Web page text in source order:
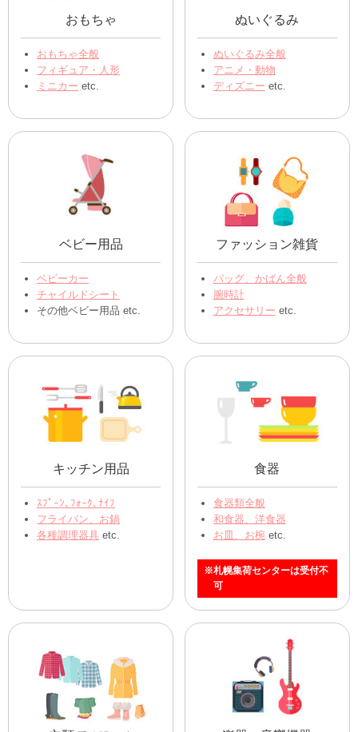
おもちゃ
おもちゃ全般
フィギュア・人形
ミニカー etc.
ぬいぐるみ
ぬいぐるみ全般
アニメ・動物
ディズニー etc.
ベビー用品
ベビーカー
チャイルドシート
その他ベビー用品 etc.
ファッション雑貨
バッグ、かばん全般
腕時計
アクセサリー etc.
キッチン用品
ｽﾌﾟｰﾝ､ﾌｫｰｸ､ﾅｲﾌ
フライパン、お鍋
各種調理器具 etc.
食器
食器類全般
和食器、洋食器
お皿、お椀etc.
※札幌集荷センターは受付不
可